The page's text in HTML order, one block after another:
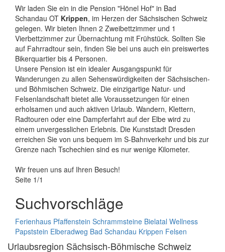
Wir laden Sie ein in die Pension "Hönel Hof" in Bad
Schandau OT Krippen, im Herzen der Sächsischen Schweiz
gelegen. Wir bieten Ihnen 2 Zweibettzimmer und 1
Vierbettzimmer zur Übernachtung mit Frühstück. Sollten Sie
auf Fahrradtour sein, finden Sie bei uns auch ein preiswertes
Bikerquartier bis 4 Personen.
Unsere Pension ist ein idealer Ausgangspunkt für
Wanderungen zu allen Sehenswürdigkeiten der Sächsischen-
und Böhmischen Schweiz. Die einzigartige Natur- und
Felsenlandschaft bietet alle Voraussetzungen für einen
erholsamen und auch aktiven Urlaub. Wandern, Klettern,
Radtouren oder eine Dampferfahrt auf der Elbe wird zu
einem unvergesslichen Erlebnis. Die Kunststadt Dresden
erreichen Sie von uns bequem im S-Bahnverkehr und bis zur
Grenze nach Tschechien sind es nur wenige Kilometer.
Wir freuen uns auf Ihren Besuch!
Seite 1/1
Suchvorschläge
Ferienhaus Pfaffenstein Schrammsteine Bielatal Wellness
Papststein Elberadweg Bad Schandau Krippen Felsen
Urlaubsregion Sächsisch-Böhmische Schweiz